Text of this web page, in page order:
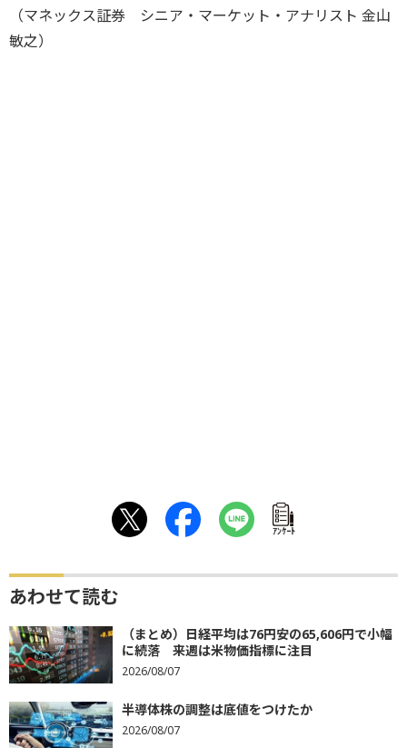
（マネックス証券 シニア・マーケット・アナリスト 金山
敏之）
ｱﾝｹｰﾄ
あわせて読む
（まとめ）日経平均は76円安の65,606円で小幅
に続落 来週は米物価指標に注目
2026/08/07
半導体株の調整は底値をつけたか
2026/08/07